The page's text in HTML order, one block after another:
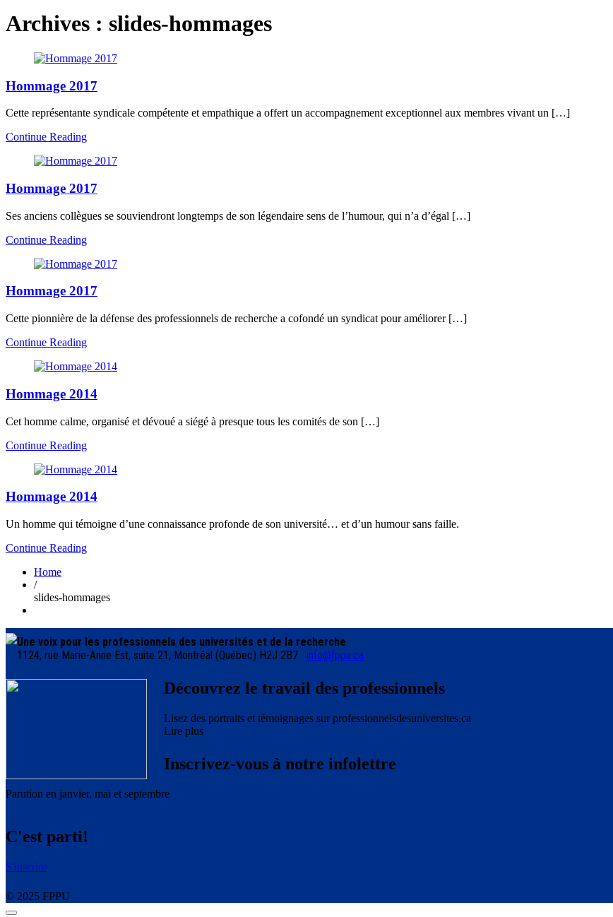
Archives : slides-hommages
Hommage 2017
Cette représentante syndicale compétente et empathique a offert un accompagnement exceptionnel aux membres vivant un […]
Continue Reading
Hommage 2017
Ses anciens collègues se souviendront longtemps de son légendaire sens de l’humour, qui n’a d’égal […]
Continue Reading
Hommage 2017
Cette pionnière de la défense des professionnels de recherche a cofondé un syndicat pour améliorer […]
Continue Reading
Hommage 2014
Cet homme calme, organisé et dévoué a siégé à presque tous les comités de son […]
Continue Reading
Hommage 2014
Un homme qui témoigne d’une connaissance profonde de son université… et d’un humour sans faille.
Continue Reading
Home
/
slides-hommages
Une voix pour les professionnels des universités et de la recherche
1124, rue Marie-Anne Est, suite 21, Montréal (Québec) H2J 2B7 info@fppu.ca
Découvrez le travail des professionnels
Lisez des portraits et témoignages sur professionnelsdesuniversites.ca
Lire plus
Inscrivez-vous à notre infolettre
Parution en janvier, mai et septembre
C'est parti!
S'inscrire
© 2025 FPPU